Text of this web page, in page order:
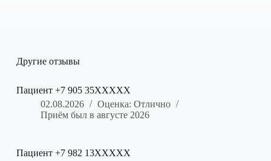
Другие отзывы
Пациент +7 905 35XXXXX
02.08.2026
Оценка: Отлично
Приём был в августе 2026
Пациент +7 982 13XXXXX